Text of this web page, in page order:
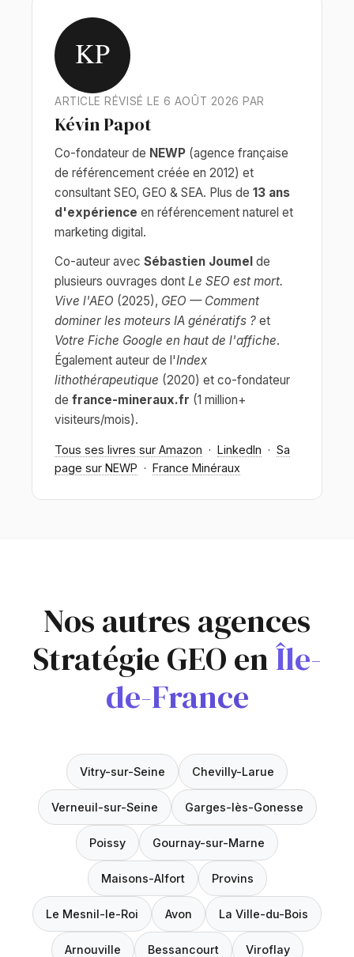
KP
ARTICLE RÉVISÉ LE 6 AOÛT 2026 PAR
Kévin Papot
Co-fondateur de NEWP (agence française
de référencement créée en 2012) et
consultant SEO, GEO & SEA. Plus de 13 ans
d'expérience en référencement naturel et
marketing digital.
Co-auteur avec Sébastien Joumel de
plusieurs ouvrages dont Le SEO est mort.
Vive l'AEO (2025), GEO — Comment
dominer les moteurs IA génératifs ? et
Votre Fiche Google en haut de l'affiche.
Également auteur de l'Index
lithothérapeutique (2020) et co-fondateur
de france-mineraux.fr (1 million+
visiteurs/mois).
Tous ses livres sur Amazon · LinkedIn · Sa
page sur NEWP · France Minéraux
Nos autres agences
Stratégie GEO enÎle-
de-France
Vitry-sur-Seine Chevilly-Larue
Verneuil-sur-Seine Garges-lès-Gonesse
Poissy Gournay-sur-Marne
Maisons-Alfort Provins
Le Mesnil-le-Roi Avon La Ville-du-Bois
Arnouville Bessancourt Viroflay